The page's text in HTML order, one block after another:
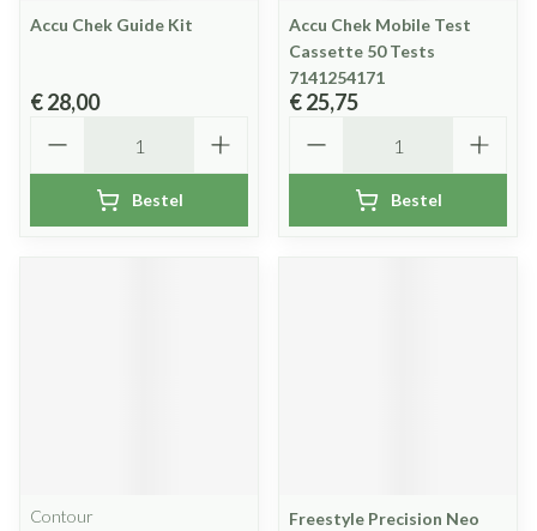
Accu Chek Guide Kit
€ 28,00
Bestel
Accu Chek Mobile Test
Cassette 50 Tests
7141254171
€ 25,75
Bestel
Contour
Freestyle Precision Neo